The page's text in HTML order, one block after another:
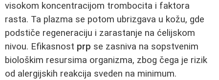
visokom koncentracijom trombocita i faktora
rasta. Ta plazma se potom ubrizgava u kožu, gde
podstiče regeneraciju i zarastanje na ćelijskom
nivou. Efikasnost prp se zasniva na sopstvenim
biološkim resursima organizma, zbog čega je rizik
od alergijskih reakcija sveden na minimum.